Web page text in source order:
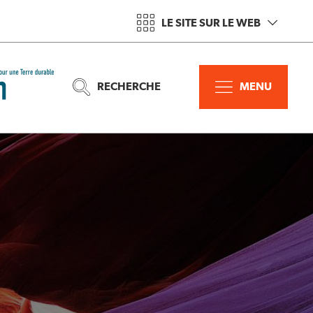
LE SITE SUR LE WEB
RECHERCHE MENU